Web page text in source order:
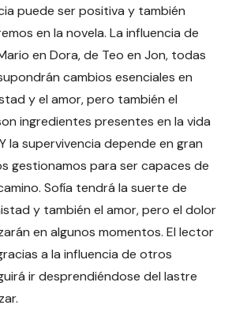
puede ser positiva y también
en la novela. La influencia de
en Dora, de Teo en Jon, todas
cambios esenciales en
y el amor, pero también el
ingredientes presentes en la vida
la supervivencia depende en gran
gestionamos para ser capaces de
Sofía tendrá la suerte de
y también el amor, pero el dolor
en algunos momentos. El lector
a la influencia de otros
ir desprendiéndose del lastre